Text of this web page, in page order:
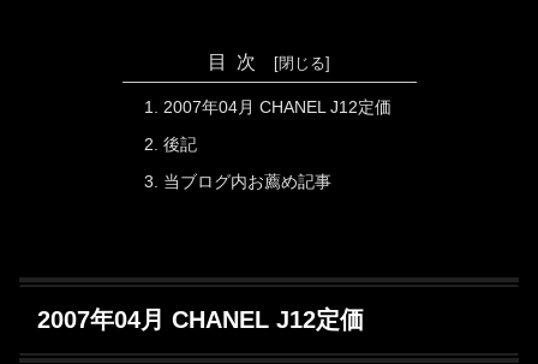
目次
2007年04月 CHANEL J12定価
後記
当ブログ内お薦め記事
2007年04月 CHANEL J12定価